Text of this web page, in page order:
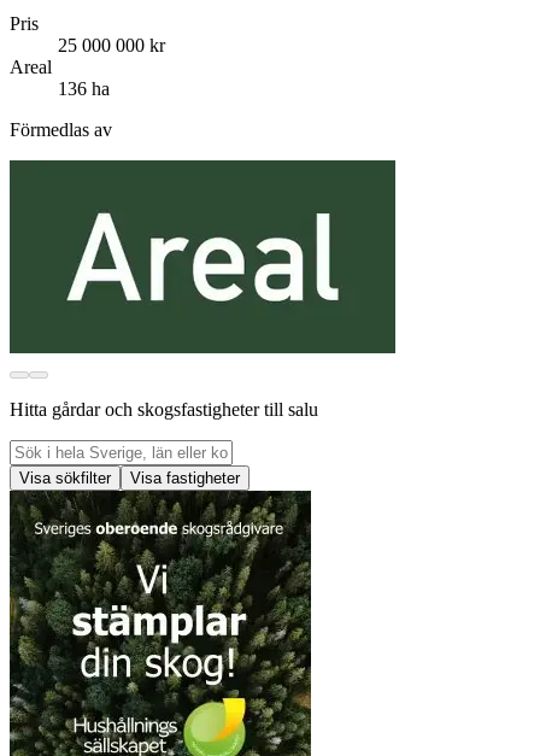
Pris
25 000 000 kr
Areal
136 ha
Förmedlas av
Hitta gårdar och skogsfastigheter till salu
Visa sökfilter Visa fastigheter